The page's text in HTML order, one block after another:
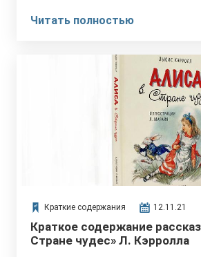
Читать полностью
Краткие содержания 12.11.21
Краткое содержание
Стране чудес» Л. Кэрролла